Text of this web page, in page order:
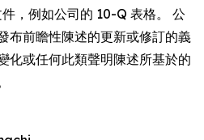
，例如公司的 10-Q 表格。 公
布前瞻性陳述的更新或修訂的義
化或任何此類聲明陳述所基於的